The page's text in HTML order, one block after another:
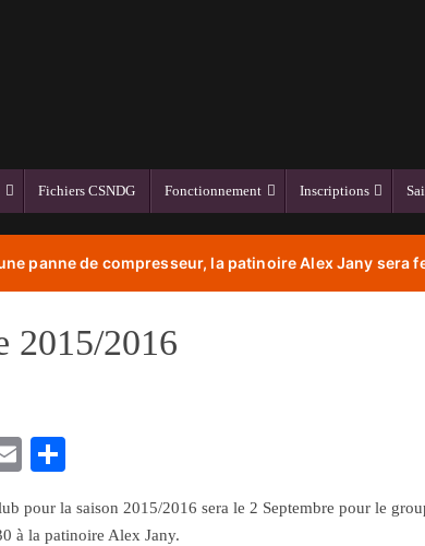
Fichiers CSNDG Fonctionnement Inscriptions
panne de compresseur, la patinoire Alex Jany
2015/2016
E
ail ag
pour la saison 2015/2016 sera le 2 Septembre pour le
à la patinoire Alex Jany.